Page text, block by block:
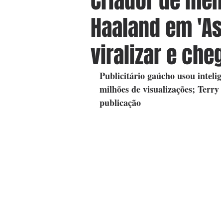
Haaland em
viralizar e
Publicitário gaúcho usou
milhões de visualizações;
publicação